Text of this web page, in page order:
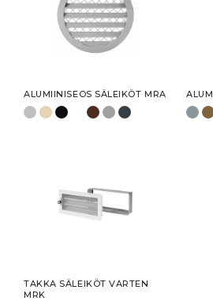
ALUMIINISEOS SÄLEIKÖT MRA
TAKKA SÄLEIKÖT VARTEN
MRK